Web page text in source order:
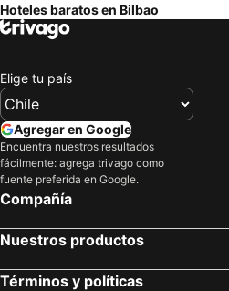
BYPILLOW Amari
Hotel Abando
Silken Sirimiri
Occidental Bilbao
Petit Palace Arana
Hotel Zenit Bilbao
Hotel Naval Sestao
ibis Bilbao Barakaldo
Líbere Bilbao La Vieja
Hotel Carlton
Hoteles baratos en Bilbao
Elige tu país
Agregar en Google
Encuentra nuestros resultados
fácilmente: agrega trivago como
fuente preferida en Google.
Compañía
Nuestros productos
Términos y políticas